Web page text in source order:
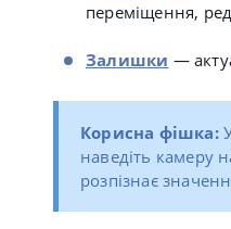
переміщення,
Залишки —
Корисна фішка:
наведіть камеру
розпізнає